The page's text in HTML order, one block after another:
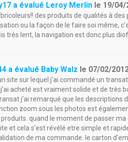
a évalué Leroy Merlin le 19/04/
des produits de qualités à
ou la façon de le faire soi même,
très lent, la navigation est donc plus
a évalué Baby Walz le 07/02/
site sur lequel j'ai commandé un
acheté est vraiment solide et de très
j'ai remarqué que les descriptions
zoom sous les photos est
quand le moment de passer
et cela s'est révélé etre simple et
de ma commande. le carton